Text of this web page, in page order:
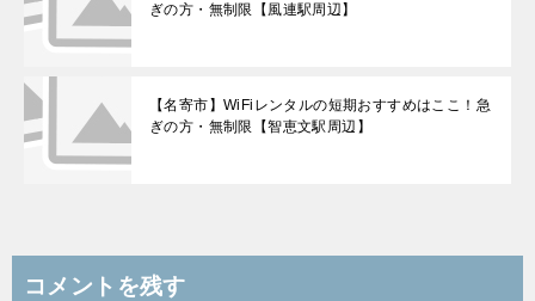
ぎの方・無制限【風連駅周辺】
【名寄市】WiFiレンタルの短期おすすめはここ！急
ぎの方・無制限【智恵文駅周辺】
コメントを残す